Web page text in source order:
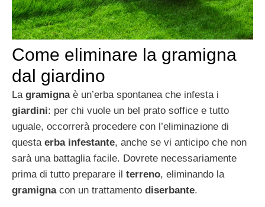
Come eliminare la gramigna
dal giardino
La gramignaè un’erba spontanea che infesta i
giardini: per chi vuole un bel prato soffice e tutto
uguale, occorrerà procedere con l’eliminazione di
questa erba infestante, anche se vi anticipo che non
sarà una battaglia facile. Dovrete necessariamente
prima di tutto preparare il terreno, eliminando la
gramignacon un trattamento diserbante.